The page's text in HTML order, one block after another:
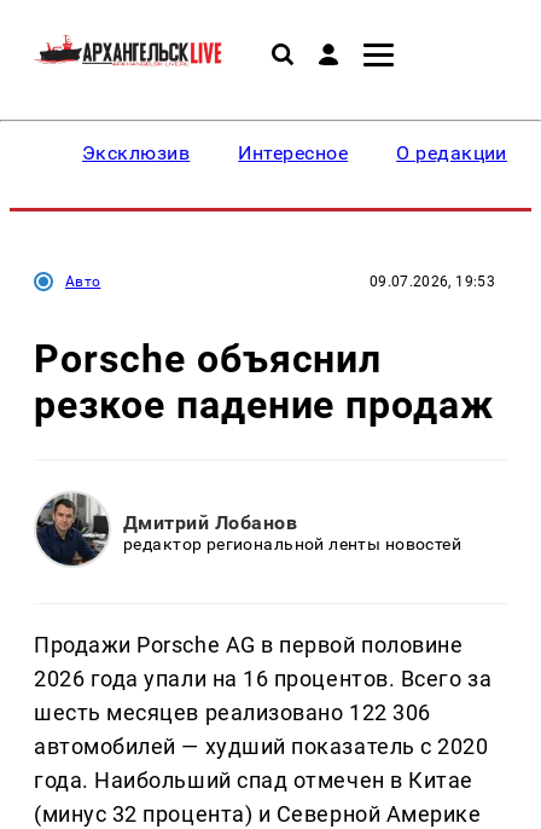
Эксклюзив Интересное О редакции
Авто 09.07.2026, 19:53
Porsche объяснил
резкое падение продаж
Дмитрий Лобанов
редактор региональной ленты новостей
Продажи Porsche AG в первой половине
2026 года упали на 16 процентов. Всего за
шесть месяцев реализовано 122 306
автомобилей — худший показатель с 2020
года. Наибольший спад отмечен в Китае
(минус 32 процента) и Северной Америке